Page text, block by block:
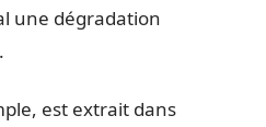
une dégradation
est extrait dans